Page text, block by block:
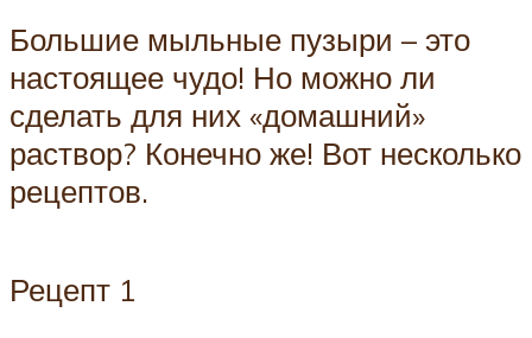
Большие мыльные пузыри – это
настоящее чудо! Но можно ли
сделать для них «домашний»
раствор? Конечно же! Вот несколько
рецептов.
Рецепт 1